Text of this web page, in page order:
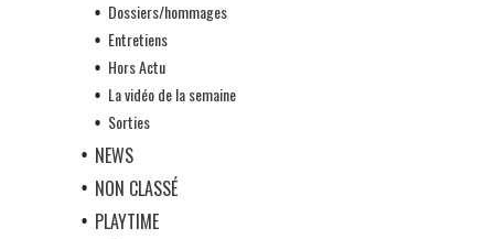
Dossiers/hommages
Entretiens
Hors Actu
La vidéo de la semaine
Sorties
NEWS
NON CLASSÉ
PLAYTIME